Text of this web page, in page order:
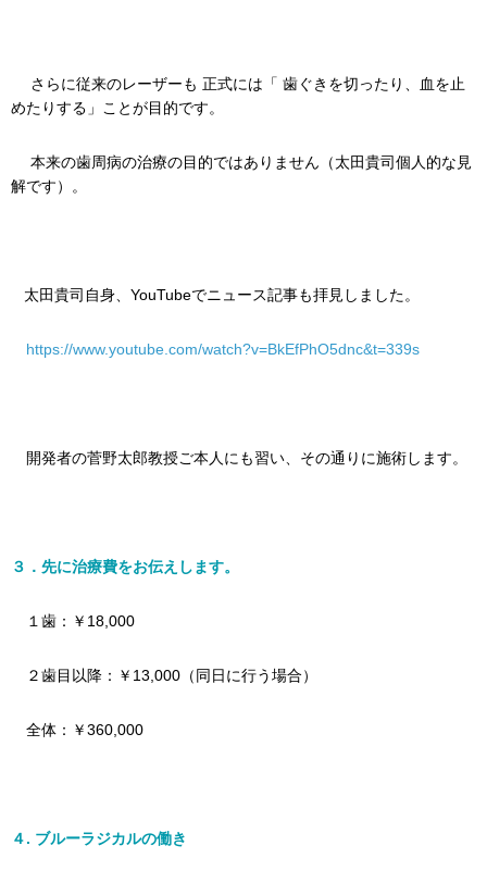
さらに従来のレーザーも 正式には「 歯ぐきを切ったり、血を止
めたりする」ことが目的です。
本来の歯周病の治療の目的ではありません（太田貴司個人的な見
解です）。
太田貴司自身、YouTubeでニュース記事も拝見しました。
https://www.youtube.com/watch?v=BkEfPhO5dnc&t=339s
開発者の菅野太郎教授ご本人にも習い、その通りに施術します。
３．先に治療費をお伝えします。
１歯：￥18,000
２歯目以降：￥13,000（同日に行う場合）
全体：￥360,000
４. ブルーラジカルの働き